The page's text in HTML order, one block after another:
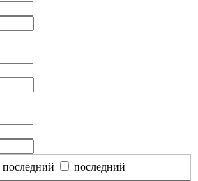
последний
последний